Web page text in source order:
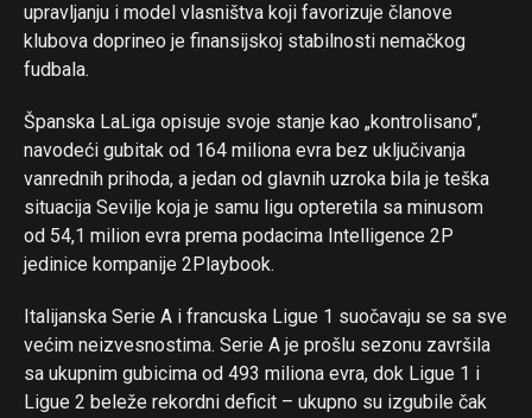
upravljanju i model vlasništva koji favorizuje članove
klubova doprineo je finansijskoj stabilnosti nemačkog
fudbala.
Španska LaLiga opisuje svoje stanje kao „kontrolisano“,
navodeći gubitak od 164 miliona evra bez uključivanja
vanrednih prihoda, a jedan od glavnih uzroka bila je teška
situacija Sevilje koja je samu ligu opteretila sa minusom
od 54,1 milion evra prema podacima Intelligence 2P
jedinice kompanije 2Playbook.
Italijanska Serie A i francuska Ligue 1 suočavaju se sa sve
većim neizvesnostima. Serie A je prošlu sezonu završila
sa ukupnim gubicima od 493 miliona evra, dok Ligue 1 i
Ligue 2 beleže rekordni deficit – ukupno su izgubile čak